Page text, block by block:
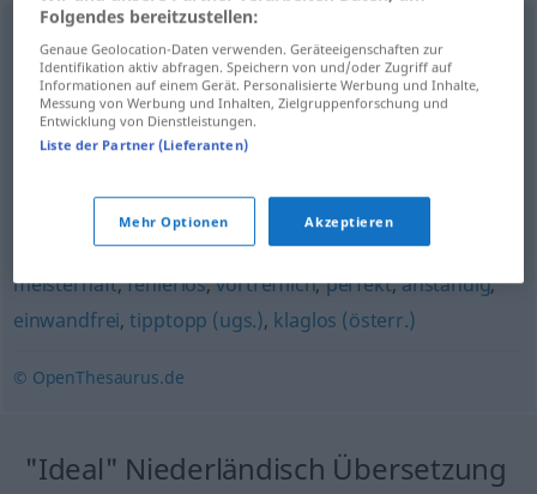
(gut) geeignet
vollendet,vollkommen,perfekt,optimal (Hauptform)
bestmöglich,bestens
mustergültig, untadelig fehlerfrei, makellos
vorzüglich,vorbildlich,vollendet,tadellos,vollkommen
meisterhaft,fehlerlos,vortrefflich,perfekt,anständig,
einwandfrei,tipptopp (ugs.), klaglos (österr.)
© OpenThesaurus.de
"Ideal" Niederländisch Übersetzung
Folgendes bereitzustellen:
Genaue Geolocation-Daten verwenden. Geräteeigenschaften zur
Identifikation aktiv abfragen. Speichern von und/oder Zugriff auf
Informationen auf einem Gerät. Personalisierte Werbung und Inhalte,
Messung von Werbung und Inhalten, Zielgruppenforschung und
Entwicklung von Dienstleistungen.
Liste der Partner (Lieferanten)
Mehr Optionen Akzeptieren